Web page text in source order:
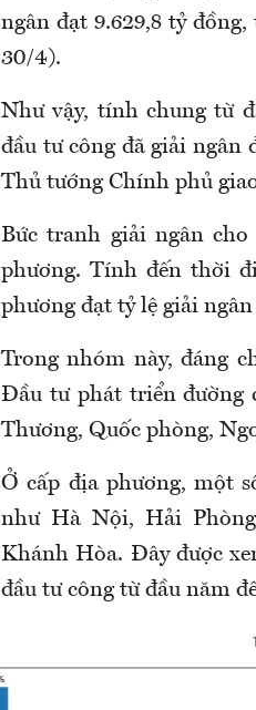
ngân đạt 9.629,8 tỷ
30/4).
Như vậy, tính chung từ
đầu tư công đã giải ngân
Thủ tướng Chính phủ
Bức tranh giải ngân
phương. Tính đến thời
phương đạt tỷ lệ giải
Trong nhóm này, đáng
Đầu tư phát triển đường
Thương, Quốc phòng,
Ở cấp địa phương, một
như Hà Nội, Hải
Khánh Hòa. Đây được
đầu tư công từ đầu năm